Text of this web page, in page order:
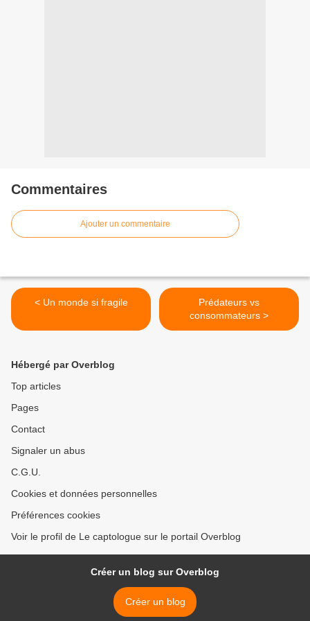
Commentaires
Ajouter un commentaire
< Un monde si fragile
Prédateurs vs
consommateurs >
Hébergé par Overblog
Top articles
Pages
Contact
Signaler un abus
C.G.U.
Cookies et données personnelles
Préférences cookies
Voir le profil de Le captologue sur le portail Overblog
Créer un blog sur Overblog
Créer un blog